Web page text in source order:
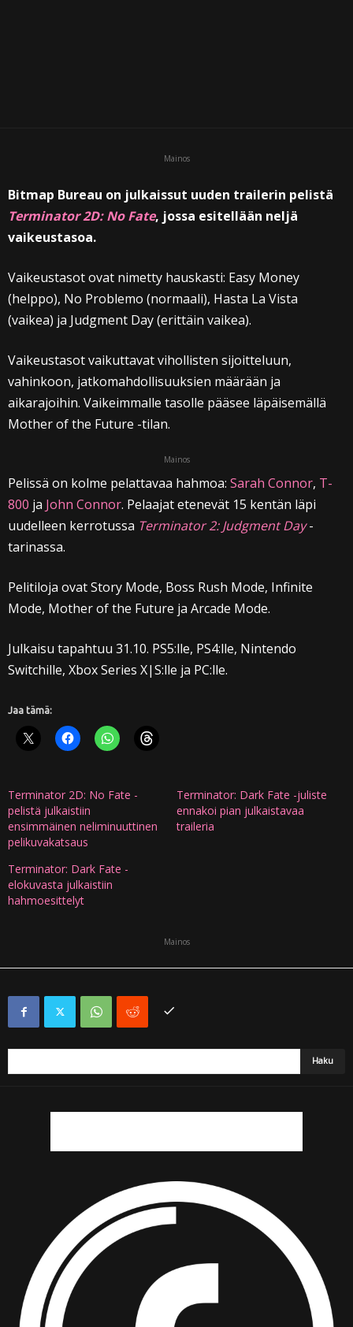
Mainos
Bitmap Bureau on julkaissut uuden trailerin pelistä
Terminator 2D: No Fate, jossa esitellään neljä
vaikeustasoa.
Vaikeustasot ovat nimetty hauskasti: Easy Money
(helppo), No Problemo (normaali), Hasta La Vista
(vaikea) ja Judgment Day (erittäin vaikea).
Vaikeustasot vaikuttavat vihollisten sijoitteluun,
vahinkoon, jatkomahdollisuuksien määrään ja
aikarajoihin. Vaikeimmalle tasolle pääsee läpäisemällä
Mother of the Future -tilan.
Mainos
Pelissä on kolme pelattavaa hahmoa: Sarah Connor, T-
800 ja John Connor. Pelaajat etenevät 15 kentän läpi
uudelleen kerrotussa Terminator 2: Judgment Day-
tarinassa.
Pelitiloja ovat Story Mode, Boss Rush Mode, Infinite
Mode, Mother of the Future ja Arcade Mode.
Julkaisu tapahtuu 31.10. PS5:lle, PS4:lle, Nintendo
Switchille, Xbox Series X|S:lle ja PC:lle.
Jaa tämä:
Terminator 2D: No Fate -
pelistä julkaistiin
ensimmäinen neliminuuttinen
pelikuvakatsaus
Terminator: Dark Fate -juliste
ennakoi pian julkaistavaa
traileria
Terminator: Dark Fate -
elokuvasta julkaistiin
hahmoesittelyt
Mainos